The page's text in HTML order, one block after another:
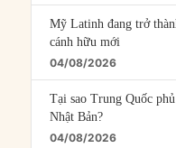
Mỹ Latinh đang trở
cánh hữu mới
04/08/2026
Tại sao Trung Quốc
Nhật Bản?
04/08/2026